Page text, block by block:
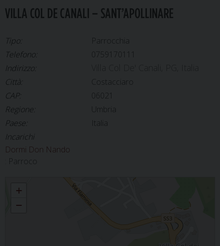
VILLA COL DE CANALI – SANT’APOLLINARE
Tipo:
Parrocchia
Telefono:
0759170111
Indirizzo:
Città:
Costacciaro
CAP:
06021
Regione:
Umbria
Paese:
Italia
Incarichi
Dormi Don Nando
: Parroco
VILLA COL DE CANALI - SANT'APOLLINARE
+
−